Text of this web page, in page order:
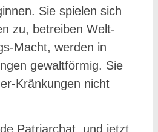
Sie spielen sich
zu, betreiben Welt-
Macht, werden in
gewaltförmig. Sie
Kränkungen nicht
Patriarchat, und jetzt